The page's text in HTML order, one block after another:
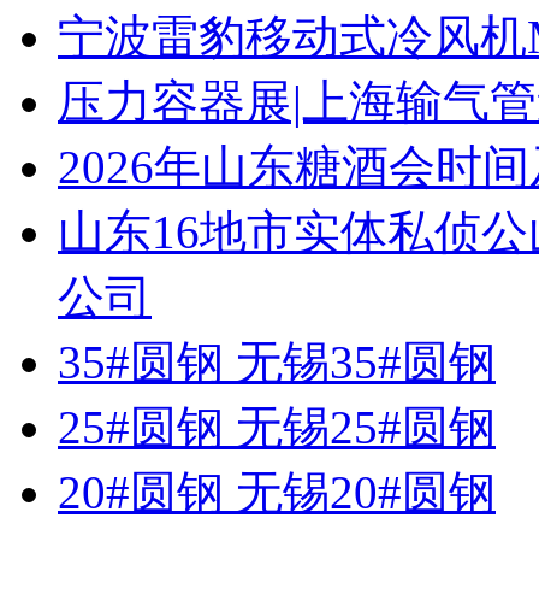
宁波雷豹移动式冷风
压力容器展|上海输气
2026年山东糖酒会时
山东16地市实体私侦
公司
35#圆钢 无锡35#圆钢
25#圆钢 无锡25#圆钢
20#圆钢 无锡20#圆钢